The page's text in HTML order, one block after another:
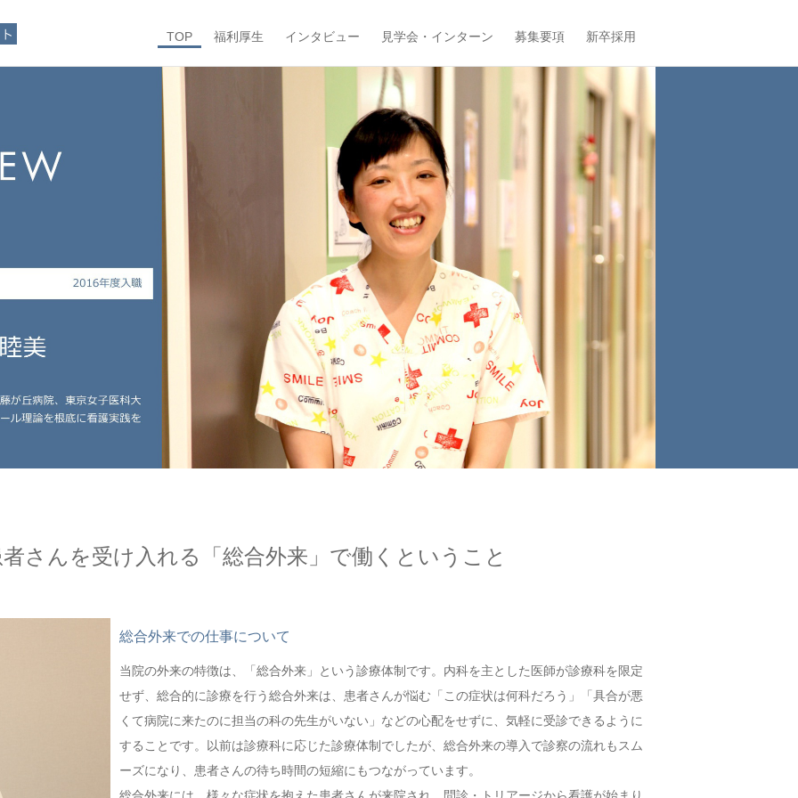
TOP 福利厚生 インタビュー 見学会・インターン 募集要項 新卒採用
さんを受け入れる「総合外来」で働くということ
総合外来での仕事について
当院の外来の特徴は、「総合外来」という診療体制です。内科を主とした医師が診療科を限定
せず、総合的に診療を行う総合外来は、患者さんが悩む「この症状は何科だろう」「具合が悪
くて病院に来たのに担当の科の先生がいない」などの心配をせずに、気軽に受診できるように
することです。以前は診療科に応じた診療体制でしたが、総合外来の導入で診察の流れもスム
ーズになり、患者さんの待ち時間の短縮にもつながっています。
総合外来には、様々な症状を抱えた患者さんが来院され、問診・トリアージから看護が始まり